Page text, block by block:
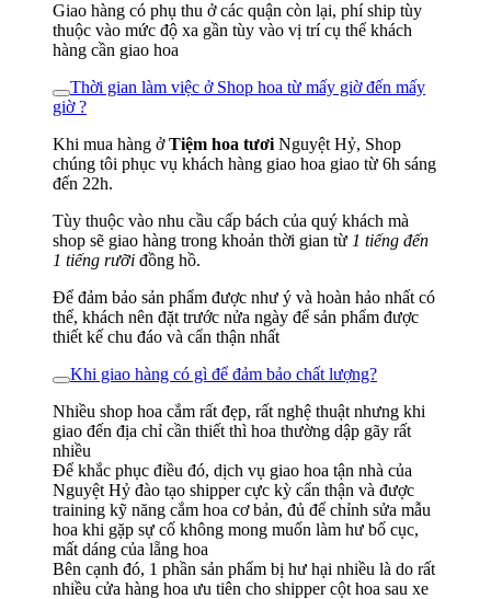
Giao hàng có phụ thu ở các quận còn lại, phí ship tùy
thuộc vào mức độ xa gần tùy vào vị trí cụ thể khách
hàng cần giao hoa
Thời gian làm việc ở Shop hoa từ mấy giờ đến mấy
giờ ?
Khi mua hàng ởTiệm hoa tươi Nguyệt Hỷ, Shop
chúng tôi phục vụ khách hàng giao hoa giao từ 6h sáng
đến 22h.
Tùy thuộc vào nhu cầu cấp bách của quý khách mà
shop sẽ giao hàng trong khoản thời gian từ 1 tiếng đến
1 tiếng rưỡi đồng hồ.
Để đảm bảo sản phẩm được như ý và hoàn hảo nhất có
thể, khách nên đặt trước nửa ngày để sản phẩm được
thiết kế chu đáo và cẩn thận nhất
Khi giao hàng có gì để đảm bảo chất lượng?
Nhiều shop hoa cắm rất đẹp, rất nghệ thuật nhưng khi
giao đến địa chỉ cần thiết thì hoa thường dập gãy rất
nhiều
Để khắc phục điều đó, dịch vụ giao hoa tận nhà của
Nguyệt Hỷ đào tạo shipper cực kỳ cẩn thận và được
training kỹ năng cắm hoa cơ bản, đủ để chỉnh sửa mẫu
hoa khi gặp sự cố không mong muốn làm hư bố cục,
mất dáng của lẵng hoa
Bên cạnh đó, 1 phần sản phẩm bị hư hại nhiều là do rất
nhiều cửa hàng hoa ưu tiên cho shipper cột hoa sau xe